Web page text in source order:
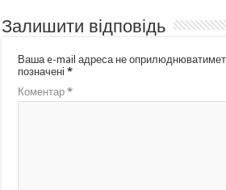
Залишити відповідь
Ваша e-mail адреса не
позначені*
Коментар*